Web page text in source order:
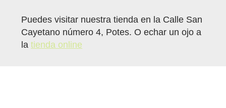
Puedes visitar nuestra tienda en la Calle San
Cayetano número 4, Potes. O echar un ojo a
latienda online